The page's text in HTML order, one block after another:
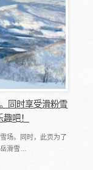
同时享受滑粉雪
吧！
场。同时，此页为了
滑雪…